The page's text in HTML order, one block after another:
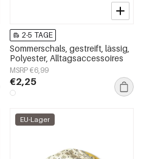
2-5 TAGE
Sommerschals, gestreift, lässig,
Polyester, Alltagsaccessoires
MSRP €6,99
€2,25
EU-Lager